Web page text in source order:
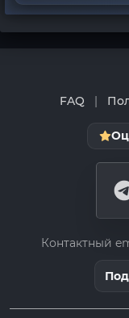
FAQ |
Контактный